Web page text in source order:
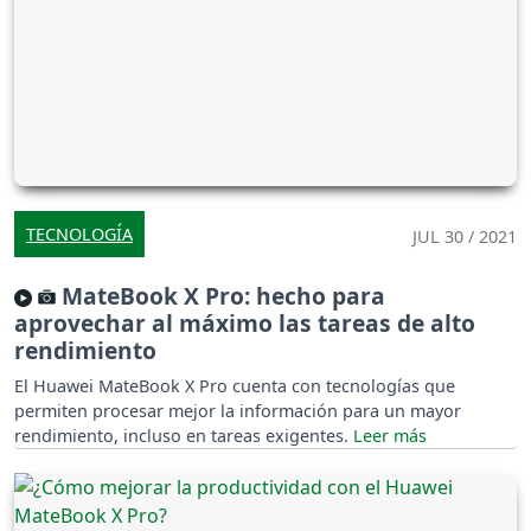
TECNOLOGÍA JUL 30 / 2021
MateBook X Pro: hecho para
aprovechar al máximo las tareas de alto
rendimiento
El Huawei MateBook X Pro cuenta con tecnologías que
permiten procesar mejor la información para un mayor
rendimiento, incluso en tareas exigentes.